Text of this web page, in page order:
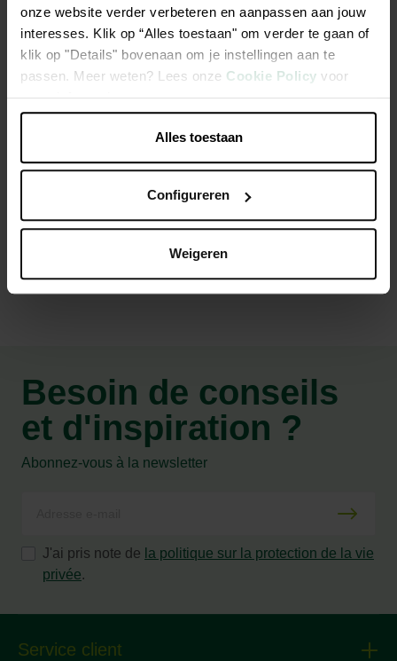
onze website verder verbeteren en aanpassen aan jouw
interesses. Klik op “Alles toestaan" om verder te gaan of
klik op "Details" bovenaan om je instellingen aan te
passen. Meer weten? Lees onze Cookie Policy voor
meer informatie.
Alles toestaan
Configureren
Weigeren
Contenu : 2500ml suffisent pour traiter 62500 litres d'eau
de bassin.
Basé sur 40 ans d'expérience et de recherches, Colombo
propose les médicaments les plus efficaces pour le
traitement des maladies des poissons.
Contenu : 2500ml suffisent pour traiter 62500 litres d'eau
de bassin.
Caractéristiques
Besoin de conseils
et d'inspiration ?
Abonnez-vous à la newsletter
J'ai pris note de la politique sur la protection de la vie
privée.
Service client